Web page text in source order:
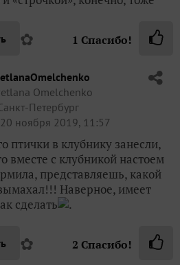
✿ 1 Спасибо!
Omelchenko
Петербург
20 ноября 2019, 11:57
птички в клубнику занесли,
вместе с клубникой настоем
представляешь, какой
Наверное, имеет
сделать
.
✿ 2 Спасибо!